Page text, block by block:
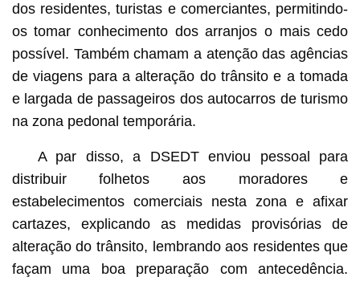
dos residentes, turistas e comerciantes, permitindo-
os tomar conhecimento dos arranjos o mais cedo
possível. Também chamam a atenção das agências
de viagens para a alteração do trânsito e a tomada
e largada de passageiros dos autocarros de turismo
na zona pedonal temporária.
A par disso, a DSEDT enviou pessoal para
distribuir folhetos aos moradores e
estabelecimentos comerciais nesta zona e afixar
cartazes, explicando as medidas provisórias de
alteração do trânsito, lembrando aos residentes que
façam uma boa preparação com antecedência.